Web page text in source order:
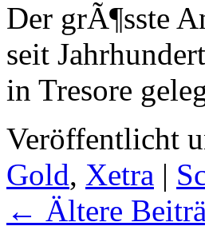
Der grÃ¶sste
seit
in Tresore
Veröffentlicht
Gold, Xetra |
← Ältere